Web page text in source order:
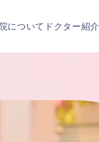
について ドクター紹介